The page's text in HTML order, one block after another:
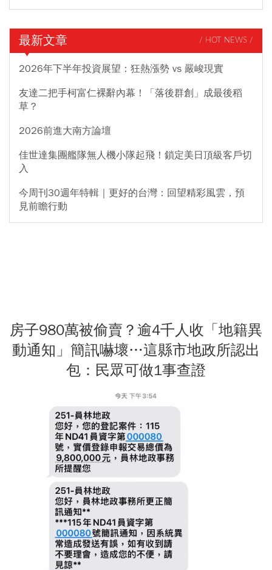
最新文章 / HOT NEWS /
2026年下半年投資展望：狂熱漲勢 vs 嚴峻現實
友達二把手柯富仁裸辭內幕！「落後群創」成最後稻
草？
2026前進大南方論壇
佳世達集團艦隊無人機小隊起飛！鎖定美日頂級客戶切
入
今周刊30週年特輯｜更好的台灣：回望精彩風雲，預
見前瞻行動
房子980萬被偷賣？逾4千人收「地籍異
動通知」簡訊嚇壞…這縣市地政所認出
包：民眾可做1事查證